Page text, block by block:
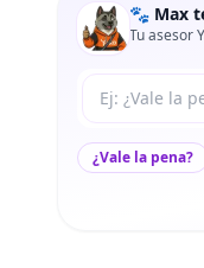
🐾 Max
Tu asesor
Tu pregunta
¿Vale la pena?